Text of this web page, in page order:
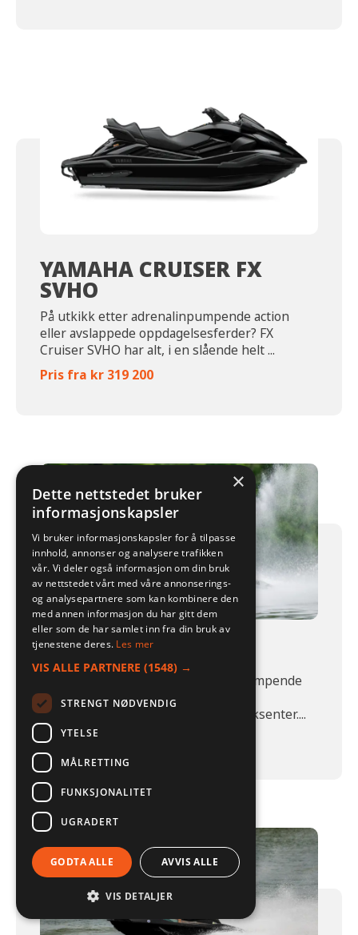
YAMAHA CRUISER FX
SVHO
På utkikk etter adrenalinpumpende action
eller avslappede oppdagelsesferder? FX
Cruiser SVHO har alt, i en slående helt ...
Pris fra kr 319 200
YAMAHA GP HO
Erobre bølgene med en adrenalinpumpende
forestilling i en elegant hvit og svart
fargekombinasjon med edgy neon-aksenter....
Pris fra kr 233 200
×
Dette nettstedet bruker
informasjonskapsler
Vi bruker informasjonskapsler for å tilpasse
innhold, annonser og analysere trafikken
vår. Vi deler også informasjon om din bruk
av nettstedet vårt med våre annonserings-
og analysepartnere som kan kombinere den
med annen informasjon du har gitt dem
eller som de har samlet inn fra din bruk av
tjenestene deres. Les mer
VIS ALLE PARTNERE (1548) →
STRENGT NØDVENDIG
YTELSE
MÅLRETTING
FUNKSJONALITET
UGRADERT
GODTA ALLE AVVIS ALLE
VIS DETALJER